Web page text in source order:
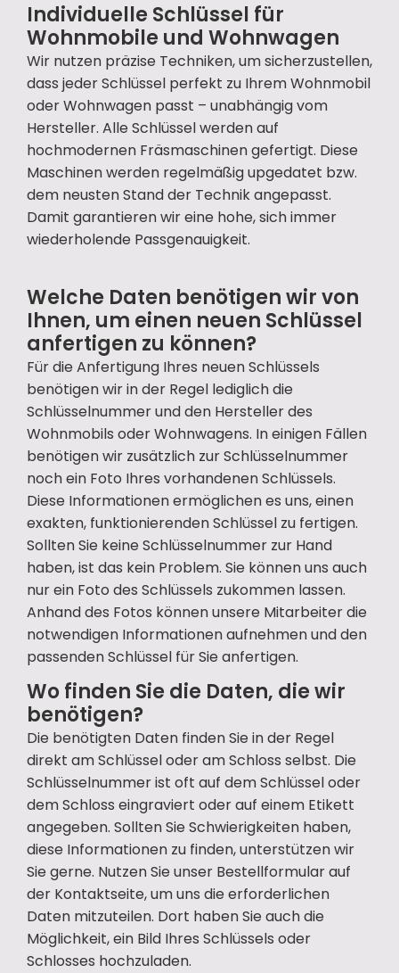
Individuelle Schlüssel für
Wohnmobile und Wohnwagen
Wir nutzen präzise Techniken, um sicherzustellen,
dass jeder Schlüssel perfekt zu Ihrem Wohnmobil
oder Wohnwagen passt – unabhängig vom
Hersteller. Alle Schlüssel werden auf
hochmodernen Fräsmaschinen gefertigt. Diese
Maschinen werden regelmäßig upgedatet bzw.
dem neusten Stand der Technik angepasst.
Damit garantieren wir eine hohe, sich immer
wiederholende Passgenauigkeit.
Welche Daten benötigen wir von
Ihnen, um einen neuen Schlüssel
anfertigen zu können?
Für die Anfertigung Ihres neuen Schlüssels
benötigen wir in der Regel lediglich die
Schlüsselnummer und den Hersteller des
Wohnmobils oder Wohnwagens. In einigen Fällen
benötigen wir zusätzlich zur Schlüsselnummer
noch ein Foto Ihres vorhandenen Schlüssels.
Diese Informationen ermöglichen es uns, einen
exakten, funktionierenden Schlüssel zu fertigen.
Sollten Sie keine Schlüsselnummer zur Hand
haben, ist das kein Problem. Sie können uns auch
nur ein Foto des Schlüssels zukommen lassen.
Anhand des Fotos können unsere Mitarbeiter die
notwendigen Informationen aufnehmen und den
passenden Schlüssel für Sie anfertigen.
Wo finden Sie die Daten, die wir
benötigen?
Die benötigten Daten finden Sie in der Regel
direkt am Schlüssel oder am Schloss selbst. Die
Schlüsselnummer ist oft auf dem Schlüssel oder
dem Schloss eingraviert oder auf einem Etikett
angegeben. Sollten Sie Schwierigkeiten haben,
diese Informationen zu finden, unterstützen wir
Sie gerne. Nutzen Sie unser Bestellformular auf
der Kontaktseite, um uns die erforderlichen
Daten mitzuteilen. Dort haben Sie auch die
Möglichkeit, ein Bild Ihres Schlüssels oder
Schlosses hochzuladen.